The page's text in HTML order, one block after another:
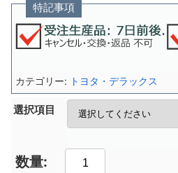
特記事項
選択項目
カテゴリー: トヨタ・デラックス